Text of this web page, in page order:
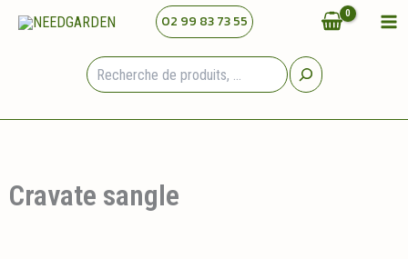
02 99 83 73 55
Cravate sangle